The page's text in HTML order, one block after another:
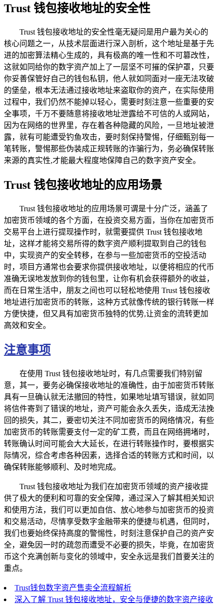
Trust 钱包接收地址的安全性
Trust 钱包接收地址的安全性毫无疑问是用户最为关心的
核心问题之一，从技术层面进行深入剖析，这个地址是基于先
进的加密算法精心生成的，具有极高的唯一性和不可篡改性，
这就如同给你的数字资产加上了一层坚不可摧的保护罩，只要
你妥善保管好自己的钱包私钥，他人就如同面对一座无法攻破
的堡垒，根本无法通过接收地址来盗取你的资产，在实际使用
过程中，我们仍然不能掉以轻心，需要时刻注意一些重要的安
全事项，千万不要随意将接收地址泄露给不可信的人或网站，
因为在网络的世界里，存在着各种隐藏的风险，一旦地址被泄
露，就有可能遭受钓鱼攻击，要时刻保持警惕，仔细甄别每一
笔转账，警惕那些伪装成正规转账的诈骗行为，务必确保转账
来源的真实性,才能最大程度地保障自己的数字资产安全。
Trust 钱包接收地址的应用场景
Trust 钱包接收地址的应用场景可谓是十分广泛，涵盖了
加密货币领域的各个方面，在投资交易方面，当你在加密货币
交易平台上进行提现操作时，就需要提供 Trust 钱包接收地
址，这样才能将交易所得的数字资产顺利提取到自己的钱包
中，实现资产的安全转移，在参与一些加密货币的空投活动
时，项目方通常也会要求你提供接收地址，以便将相应的代币
准确无误地发放到你的钱包里，让你有机会获得额外的收益，
而在日常生活中，朋友之间也可以轻松地使用 Trust 钱包接收
地址进行加密货币的转账，这种方式就像传统的银行转账一样
方便快捷，但又具有加密货币独特的优势,让资金的流转更加
高效和安全。
注意事项
在使用 Trust 钱包接收地址时，有几点需要我们特别留
意，其一，要务必确保接收地址的准确性，由于加密货币转账
具有一旦确认就无法撤回的特性，如果地址填写错误，就如同
将信件寄到了错误的地址，资产可能会永久丢失，造成无法挽
回的损失，其二，要密切关注不同加密货币的网络情况，有些
加密货币的转账需要支付一定的矿工费，而且在网络拥堵时，
转账确认时间可能会大大延长，在进行转账操作时，要根据实
际情况，综合考虑各种因素，选择合适的转账方式和时间，以
确保转账能够顺利、及时地完成。
Trust 钱包接收地址为我们在加密货币领域的资产接收提
供了极大的便利和可靠的安全保障，通过深入了解其相关知识
和使用方法，我们可以更加自信、放心地参与加密货币的投资
和交易活动，尽情享受数字金融带来的便捷与机遇，但同时，
我们也要始终保持高度的警惕性，时刻注意保护自己的资产安
全，避免因一时的疏忽而遭受不必要的损失，毕竟，在加密货
币这个充满创新与变化的领域中，安全永远是我们首要关注的
重点。
Trust钱包数字资产售卖全流程解析
深入了解 Trust 钱包接收地址，安全与便捷的数字资产接收